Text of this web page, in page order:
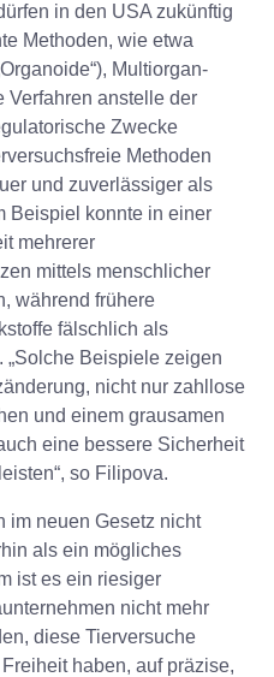
in den USA zukünftig
Methoden, wie etwa
Multiorgan-
Verfahren anstelle der
Zwecke
Methoden
und zuverlässiger als
Beispiel konnte in einer
mehrerer
mittels menschlicher
während frühere
fälschlich als
„Solche Beispiele zeigen
nicht nur zahllose
und einem grausamen
eine bessere Sicherheit
so Filipova.
im neuen Gesetz nicht
als ein mögliches
ist es ein riesiger
nicht mehr
diese Tierversuche
haben, auf präzise,